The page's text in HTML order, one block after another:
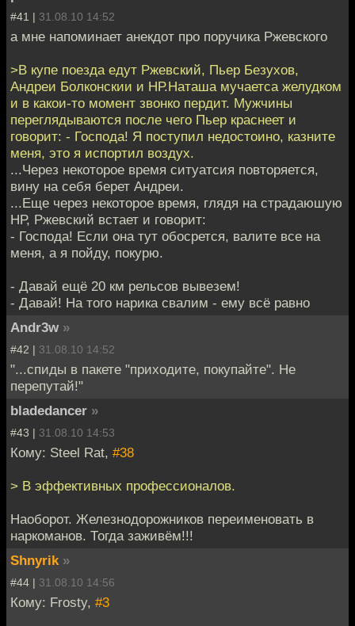
#41 | 31.08.10 14:52
а мне напоминает анекдот про поручика Ржевского
>В купе поезда едут Ржевский, Пьер Безухов,
Андреи Болконскии и НР.Наташа мучаетса желудком
и в какои-то момент звонко пердит. Мужчины
переглядываются после чего Пьер краснеет и
говорит: - Господа! Я поступил недостоино, казните
меня, это я испортил воздух.
...Через некоторое время ситуатсия повторяется,
вину на себя берет Андреи.
...Еще через некоторое время, глядя на страдаюшую
НР, Ржевский встает и говорит:
- Господа! Если она тут обосрется, валите все на
меня, а я пойду, покурю.
- Давай ещё 20 км рельсов вывезем!
- Давай! На того нарика свалим - ему всё равно
Andr3w »
#42 | 31.08.10 14:52
"...спиды в пакете "приходите, покупайте". Не
перепутай!"
bladedancer »
#43 | 31.08.10 14:53
Кому: Steel Rat, #38
> В эффективных профессионалов.
Наоборот. Железнодорожников переименовать в
наркоманов. Тогда заживём!!!
Shnyrik »
#44 | 31.08.10 14:56
Кому: Frosty, #3